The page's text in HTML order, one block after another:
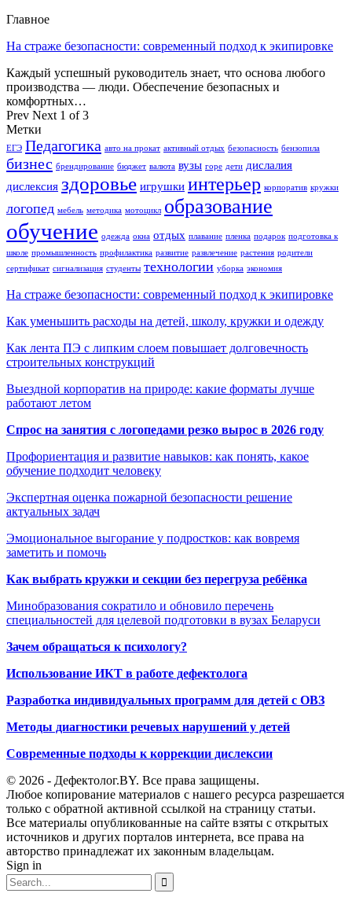
Главное
На страже безопасности: современный подход к экипировке
Каждый успешный руководитель знает, что основа любого
производства — люди. Обеспечение безопасных и
комфортных…
Prev Next 1 of 3
Метки
ЕГЭ Педагогика авто на прокат активный отдых безопасность бензопила
бизнес брендирование бюджет валюта вузы горе дети дислалия
дислексия здоровье игрушки интерьер корпоратив кружки
логопед мебель методика мотоцикл образование
обучение одежда окна отдых плавание пленка подарок подготовка к
школе промышленность профилактика развитие развлечение растения родители
сертификат сигнализация студенты технологии уборка экономия
На страже безопасности: современный подход к экипировке
Как уменьшить расходы на детей, школу, кружки и одежду
Как лента ПЭ с липким слоем повышает долговечность
строительных конструкций
Выездной корпоратив на природе: какие форматы лучше
работают летом
Спрос на занятия с логопедами резко вырос в 2026 году
Профориентация и развитие навыков: как понять, какое
обучение подходит человеку
Экспертная оценка пожарной безопасности решение
актуальных задач
Эмоциональное выгорание у подростков: как вовремя
заметить и помочь
Как выбрать кружки и секции без перегруза ребёнка
Минобразования сократило и обновило перечень
специальностей для целевой подготовки в вузах Беларуси
Зачем обращаться к психологу?
Использование ИКТ в работе дефектолога
Разработка индивидуальных программ для детей с ОВЗ
Методы диагностики речевых нарушений у детей
Современные подходы к коррекции дислексии
© 2026 - Дефектолог.BY. Все права защищены.
Любое копирование материалов с нашего ресурса разрешается
только с обратной активной ссылкой на страницу статьи.
Все материалы опубликованные на сайте взяты с открытых
источников и других порталов интернета, все права на
авторство принадлежат их законным владельцам.
Sign in